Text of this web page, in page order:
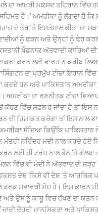
ਦਾ ਆਖ਼ਰੀ ਮਕਸਦ ਤਹਿਰਾਨ ਵਿੱਚ
ਸਹਿਮਤ ਹੈ।’ ਅਮਰੀਕਾ ਨੂੰ ਲੱਗਦਾ ਹੈ
ਦੇ ਤੌਰ ’ਤੇ ਇਸਤੇਮਾਲ ਕੀਤਾ ਜਾ
ਨੂੰ ਫੜਨ ਅਤੇ ਉਨ੍ਹਾਂ ਨੂੰ ਢੇਰ ਕਰਨ
ਖ਼ੌਫ਼ਨਾਕ ਅੱਤਵਾਦੀ ਕਾਰਿਆਂ
ਕਰਨ ਲਈ ਭਾਰਤ ਨੂੰ ਕਰੀਬ
ਦਾ ਪ੍ਰਮੁੱਖ ਟੀਚਾ ਇਰਾਨ
ਕਰਦੇ ਹਨ ਅਤੇ ਪਾਕਿਸਤਾਨ
ਅਮਰੀਕਾ ਦਾ ਰਣਨੀਤਕ ਟੀਚਾ
ਕੱਢਣ ਵਿੱਚ ਸਫਲ ਹੋ ਜਾਂਦਾ ਹੈ ਤਾਂ ਇਸ
ਦੀ ਹਿਮਾਕਤ ਕਰੇਗਾ ਤਾਂ ਇਸ ਨਾਲ
ਸੱਦਿਆ ਕਿਉਂਕਿ ਪਾਕਿਸਤਾਨ
ਨਰਿੰਦਰ ਮੋਦੀ ਨਾਲ ਕਰਦੇ ਹੋਏ
ਹੀ ਟਰੰਪ ਨਾਲ ਫੋਨ ’ਤੇ ਗੱਲਬਾਤ
ਵਿੱਚ ਵੀ ਮੋਦੀ ਨੇ ਅੱਤਵਾਦ ਦੀ
ਦੇਸ਼ ‘ਕਿਸੇ ਵੀ ਦੇਸ਼ ’ਤੇ
ਸਵਾਰਥੀ ਸੋਚ ਹੈ। ਇਸ ਕਾਰਨ
ਉਸ ਨੂੰ ਕਾਬੂ ਵਿਚ ਰੱਖਣ ਦਾ
ਦੋਹਰੀ ਮਾਨਸਿਕਤਾ ਅਤੇ